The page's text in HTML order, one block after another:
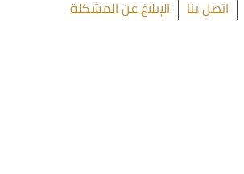
اتصل بنا الإبلاغ عن المشكلة